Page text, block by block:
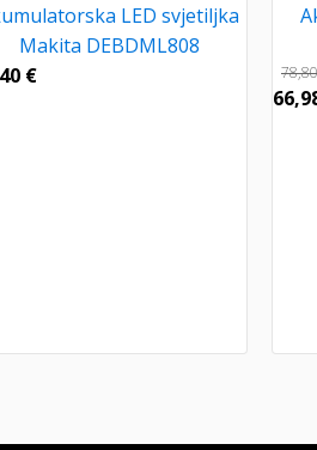
LED svjetiljka
Makita DEBDML808
€